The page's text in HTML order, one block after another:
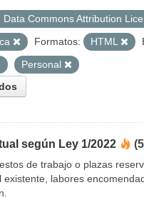
Data Commons Attribution
Formatos: HTML
Personal
según Ley 1/2022
de trabajo o plazas
existente, labores